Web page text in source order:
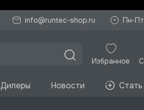
info@runtec-shop.ru Пн-
Избранное
Дилеры Новости